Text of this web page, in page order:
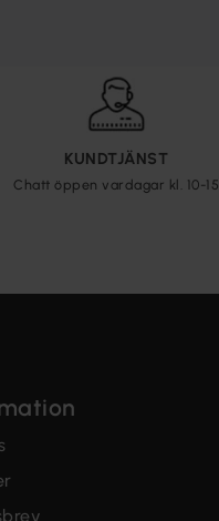
KUNDTJÄNST
Chatt öppen vardagar kl. 10-15